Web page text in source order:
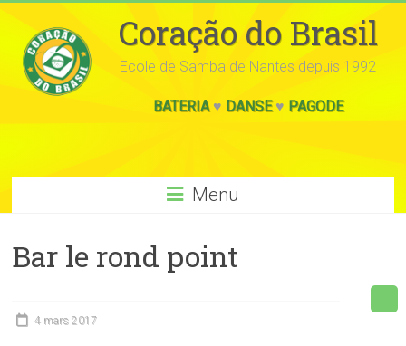
Coração do Brasil
Ecole de Samba de Nantes depuis 1992
BATERIA♥ DANSE♥ PAGODE
Menu
Bar le rond point
4 mars 2017